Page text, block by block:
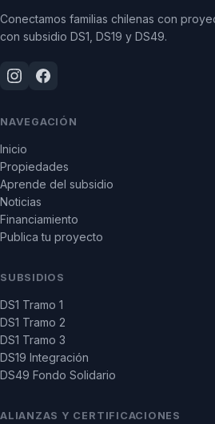
Conectamos familias chilenas con
con subsidio DS1, DS19 y DS49.
NAVEGACIÓN
Inicio
Propiedades
Aprende del subsidio
Noticias
Financiamiento
Publica tu proyecto
SUBSIDIOS
DS1 Tramo 1
DS1 Tramo 2
DS1 Tramo 3
DS19 Integración
DS49 Fondo Solidario
ALIANZAS Y CERTIFICACIONES